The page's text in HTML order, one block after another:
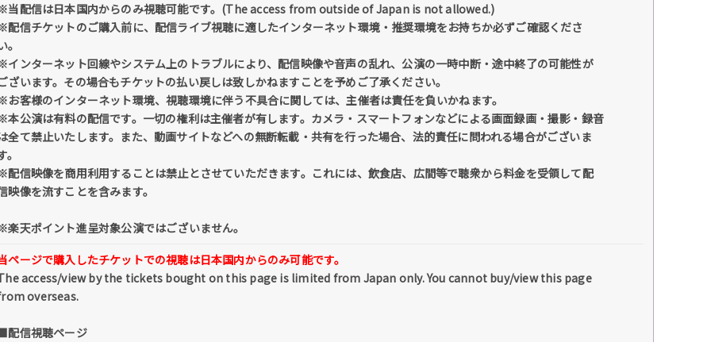
当配信は日本国内からのみ視聴可能です。(The access from outside of Japan is not allowed.)
配信チケットのご購入前に、配信ライブ視聴に適したインターネット環境・推奨環境をお持ちか必ずご確認くださ
。
インターネット回線やシステム上のトラブルにより、配信映像や音声の乱れ、公演の一時中断・途中終了の可能性が
ざいます。その場合もチケットの払い戻しは致しかねますことを予めご了承ください。
お客様のインターネット環境、視聴環境に伴う不具合に関しては、主催者は責任を負いかねます。
本公演は有料の配信です。一切の権利は主催者が有します。カメラ・スマートフォンなどによる画面録画・撮影・録音
全て禁止いたします。また、動画サイトなどへの無断転載・共有を行った場合、法的責任に問われる場合がございま
。
配信映像を商用利用することは禁止とさせていただきます。これには、飲食店、広間等で聴衆から料金を受領して配
映像を流すことを含みます。
楽天ポイント進呈対象公演ではございません。
ページで購入したチケットでの視聴は日本国内からのみ可能です。
access/view by the tickets bought on this page is limited from Japan only. You cannot buy/view this page
overseas.
配信視聴ページ